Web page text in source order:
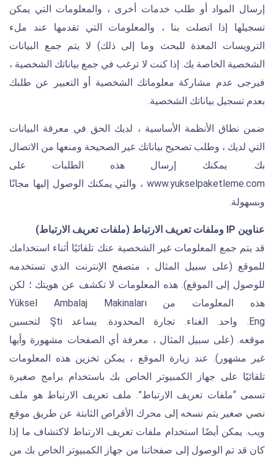
إرسال المواد أو طلب خدمات أخرى ، والمعلومات التي يمكن
تسجيلها إذا اتصلت بنا ، والمعلومات التي تقدمها عند ملء
الترويسات المعدة للبحث وما إلى ذلك) لا يتم جمع البيانات
الشخصية الخاصة بك. إذا كنت لا ترغب في جمع بياناتك الشخصية ،
فيرجى عدم مشاركة معلوماتك الشخصية أو التعبير عن طلبك
بعدم تسجيل بياناتك الشخصية.
ضمن نطاق الأنظمة الأساسية ، لديك الحق في معرفة البيانات
التي لديك ، وطلب تصحيح بياناتك غير الصحيحة ومنعها من الاتصال
بك. يمكنك إرسال هذه الطلبات على
www.yukselpaketleme.com ، والتي يمكنك الوصول إليها مجانًا
وبسهولة.
عناوين IP وملفات تعريف الارتباط (ملفات تعريف الارتباط)
قد يتم جمع المعلومات غير الشخصية عنك تلقائيًا أثناء استخدامك
للموقع (على سبيل المثال ، متصفح الإنترنت الذي تستخدمه
للوصول إلى الموقع). هذه المعلومات لا تكشف عن هويتك ؛ لكن
هذه المعلومات من Yüksel Ambalaj Makinaları
Eng. واحد. الغناء. تجارة المحدودة. يساعد Şti لتحسين
موقعه. (على سبيل المثال ، معرفة أي الصفحات مشهورة وأيها
غير مشهور). عند زيارة الموقع ، يمكن تخزين هذه المعلومات
تلقائيًا على جهاز الكمبيوتر الخاص بك باستخدام برامج صغيرة
تسمى “ملفات تعريف الارتباط”. ملف تعريف الارتباط هو ملف
نصي صغير يتم نسخه إلى محرك الأقراص الثابتة عن طريق موقع
ويب. يمكن أيضًا استخدام ملفات تعريف الارتباط لاكتشاف ما إذا
كان قد تم الوصول إلى صفحاتنا من جهاز الكمبيوتر الخاص بك من